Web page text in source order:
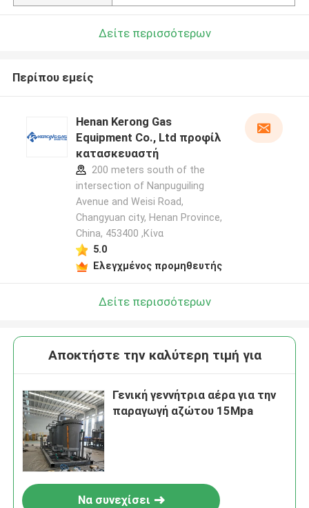
Δείτε περισσότερων
Περίπου εμείς
Henan Kerong Gas
Equipment Co., Ltd προφίλ
κατασκευαστή
200 meters south of the
intersection of Nanpuguiling
Avenue and Weisi Road,
Changyuan city, Henan Province,
China, 453400 ,Κίνα
5.0
Ελεγχμένος προμηθευτής
Δείτε περισσότερων
Αποκτήστε την καλύτερη τιμή για
Γενική γεννήτρια αέρα για την
παραγωγή αζώτου 15Mpa
Να συνεχίσει